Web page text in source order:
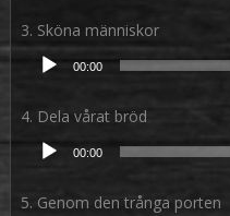
3. Sköna människor
Ljudspelare
00:00
4. Dela vårat bröd
Ljudspelare
00:00
5. Genom den trånga porten